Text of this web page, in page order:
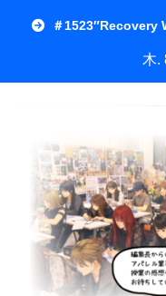
＃
木.